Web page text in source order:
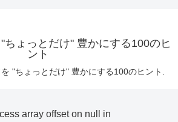
ちょっとだけ" 豊かにする100のヒ
ント
"ちょっとだけ" 豊かにする100のヒント.
array offset on null in